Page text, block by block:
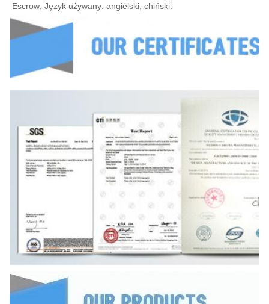
Escrow; Język używany: angielski, chiński.